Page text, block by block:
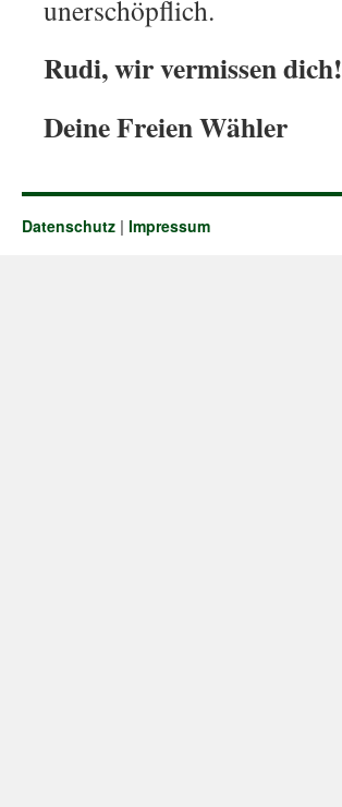
unerschöpflich.
Rudi, wir vermissen dich!
Deine Freien Wähler
Datenschutz | Impressum